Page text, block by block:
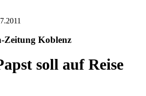
Zeitung Koblenz
soll auf Reise